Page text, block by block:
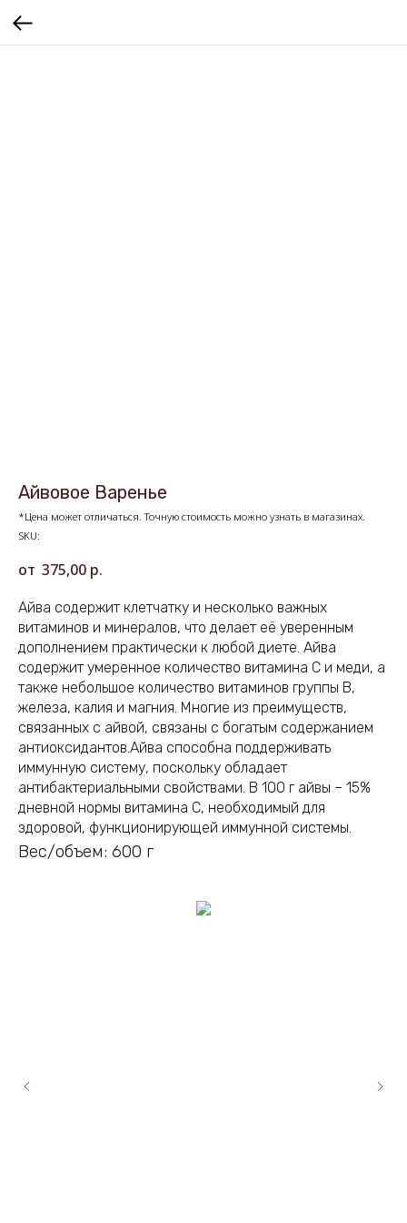
Айвовое Варенье
*Цена может отличаться. Точную стоимость можно узнать в магазинах.
SKU:
375,00 р.
Айва содержит клетчатку и несколько важных
витаминов и минералов, что делает её уверенным
дополнением практически к любой диете. Айва
содержит умеренное количество витамина С и меди, а
также небольшое количество витаминов группы В,
железа, калия и магния. Многие из преимуществ,
связанных с айвой, связаны с богатым содержанием
антиоксидантов.Айва способна поддерживать
иммунную систему, поскольку обладает
антибактериальными свойствами. В 100 г айвы – 15%
дневной нормы витамина С, необходимый для
здоровой, функционирующей иммунной системы.
Вес/объем: 600 г